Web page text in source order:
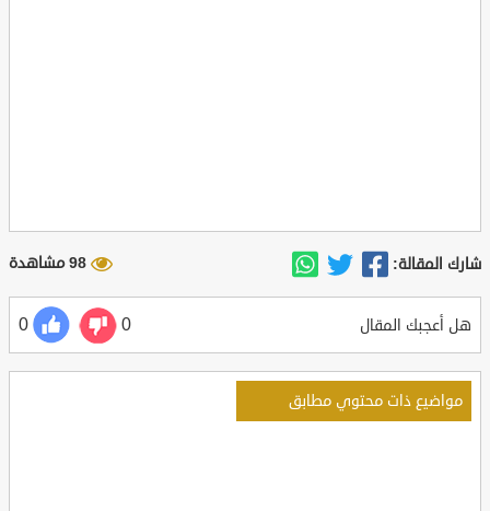
شارك المقالة: 98 مشاهدة
هل أعجبك المقال 0
0
مواضيع ذات محتوي مطابق